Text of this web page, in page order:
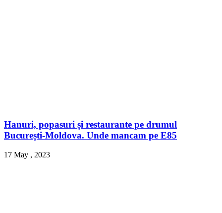
Hanuri, popasuri și restaurante pe drumul
București-Moldova. Unde mancam pe E85
17 May , 2023